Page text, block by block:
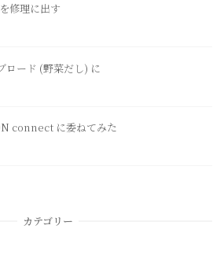
修理に出す
ロード (野菜だし) に
connect に委ねてみた
カテゴリー